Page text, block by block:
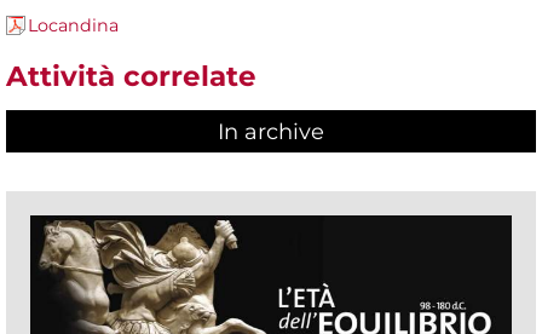
Locandina
Attività correlate
In archive